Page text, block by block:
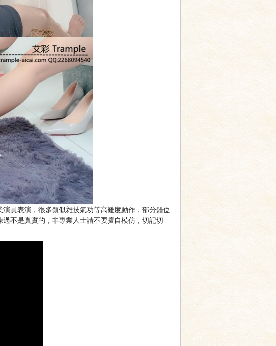
員表演，很多類似雜技氣功等高難度動作，部分錯位
不是真實的，非專業人士請不要擅自模仿，切記切